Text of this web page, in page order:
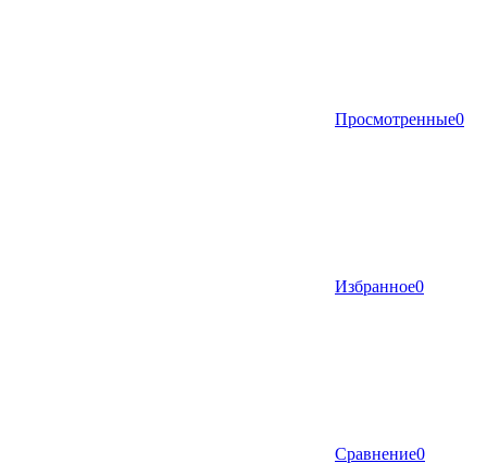
Просмотренные0
Избранное0
Сравнение0